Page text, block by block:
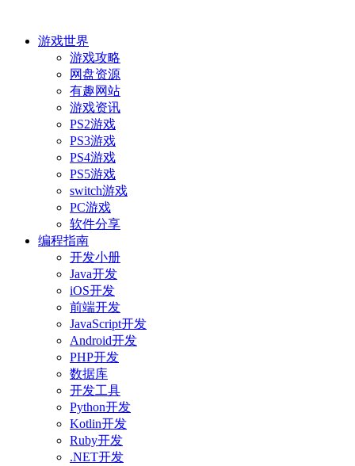
游戏世界
游戏攻略
网盘资源
有趣网站
游戏资讯
PS2游戏
PS3游戏
PS4游戏
PS5游戏
switch游戏
PC游戏
软件分享
编程指南
开发小册
Java开发
iOS开发
前端开发
JavaScript开发
Android开发
PHP开发
数据库
开发工具
Python开发
Kotlin开发
Ruby开发
.NET开发